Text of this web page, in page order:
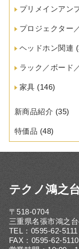
プリメインアン
プロジェクター
ヘッドホン関連
ラック／ボード
家具 (146)
新商品紹介 (35)
特価品 (48)
テクノ鴻之
〒518-0704
三重県名張市鴻之
TEL：0595-62-5111
FAX：0595-62-5110